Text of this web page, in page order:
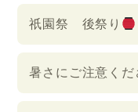
祇園祭 後祭り
暑さにご注意くだ